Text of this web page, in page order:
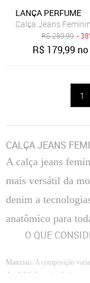
LANÇA PERFUME
Calça Jeans
R$289,99 -
R$ 179,99
1
CALÇA JEANS
A calça jeans
mais versátil da
denim a
anatômico para
O QUE
Materiais: A composição
durabilidade e visual vintage,